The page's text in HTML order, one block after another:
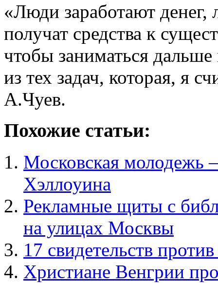
«Люди заработают
получат средства к
чтобы заниматься
из тех задач, которая, я
А.Чуев.
Похожие статьи:
Московская молодежь
Хэллоуина
Рекламные щиты с
на улицах Москвы
17 свидетельств
Христиане Венгрии